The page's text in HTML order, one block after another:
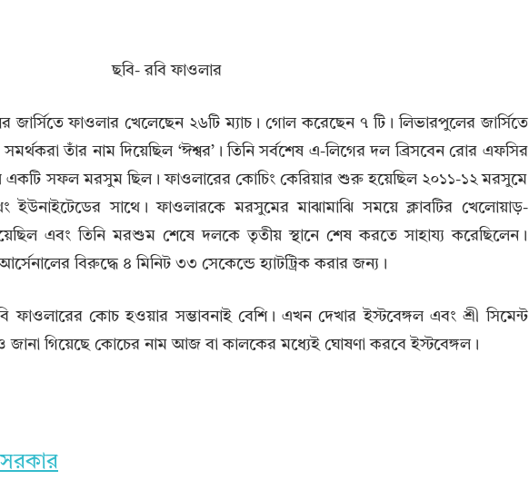
জার্সিতে ফাওলার খেলেছেন ২৬টি ম্যাচ। গোল করেছেন ৭ টি। লিভারপুলের জার্সিতে
তাঁর নাম দিয়েছিল ‘ঈশ্বর’। তিনি সর্বশেষ এ-লিগের দল ব্রিসবেন রোর এফসির
একটি সফল মরসুম ছিল। ফাওলারের কোচিং কেরিয়ার শুরু হয়েছিল ২০১১-১২ মরসুমে
ইউনাইটেডের সাথে। ফাওলারকে মরসুমের মাঝামাঝি সময়ে ক্লাবটির খেলোয়াড়-
এবং তিনি মরশুম শেষে দলকে তৃতীয় স্থানে শেষ করতে সাহায্য করেছিলেন।
বিরুদ্ধে ৪ মিনিট ৩৩ সেকেন্ডে হ্যাটট্রিক করার জন্য।
কোচ হওয়ার সম্ভাবনাই বেশি। এখন দেখার ইস্টবেঙ্গল এবং শ্রী সিমেন্ট
জানা গিয়েছে কোচের নাম আজ বা কালকের মধ্যেই ঘোষণা করবে ইস্টবেঙ্গল।